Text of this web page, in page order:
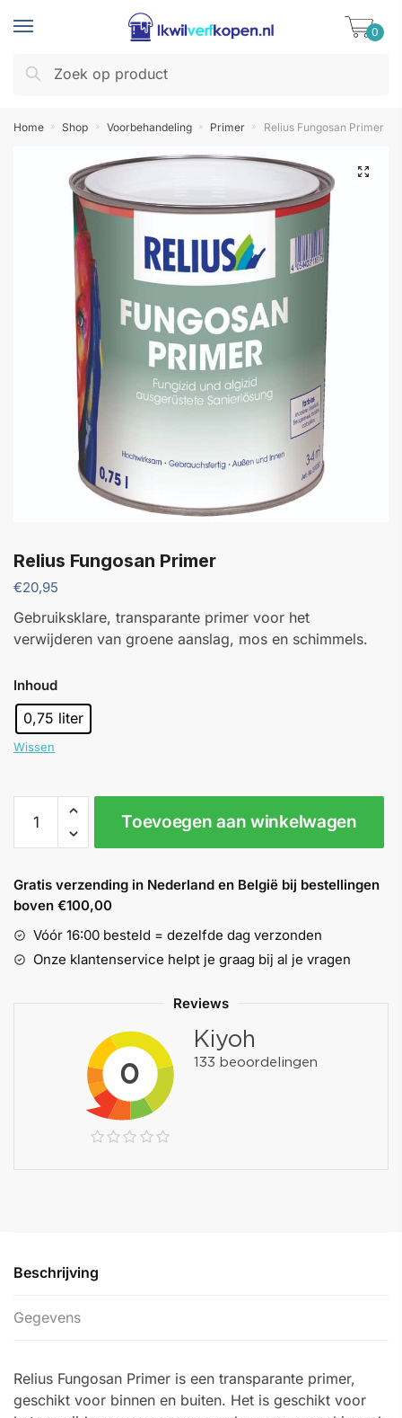
Zoeken
naar:
Zoeken
0
Home » Shop » Voorbehandeling » Primer » Relius Fungosan Primer
Relius Fungosan Primer
€20,95
Gebruiksklare, transparante primer voor het
verwijderen van groene aanslag, mos en schimmels.
Inhoud
0,75 liter
Wissen
Fungosan
Primer
Toevoegen aan winkelwagen
Gratis verzending in Nederland en België bij bestellingen
boven €100,00
Vóór 16:00 besteld = dezelfde dag verzonden
Onze klantenservice helpt je graag bij al je vragen
Reviews
Beschrijving
Gegevens
Relius Fungosan Primer is een transparante primer,
geschikt voor binnen en buiten. Het is geschikt voor